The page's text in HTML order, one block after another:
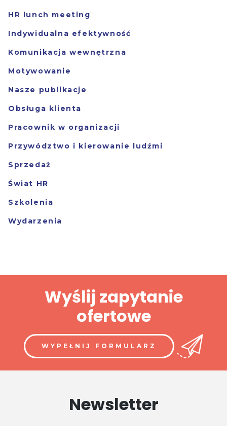
HR lunch meeting
Indywidualna efektywność
Komunikacja wewnętrzna
Motywowanie
Nasze publikacje
Obsługa klienta
Pracownik w organizacji
Przywództwo i kierowanie ludźmi
Sprzedaż
Świat HR
Szkolenia
Wydarzenia
Wyślij zapytanie
ofertowe
WYPEŁNIJ FORMULARZ
Newsletter